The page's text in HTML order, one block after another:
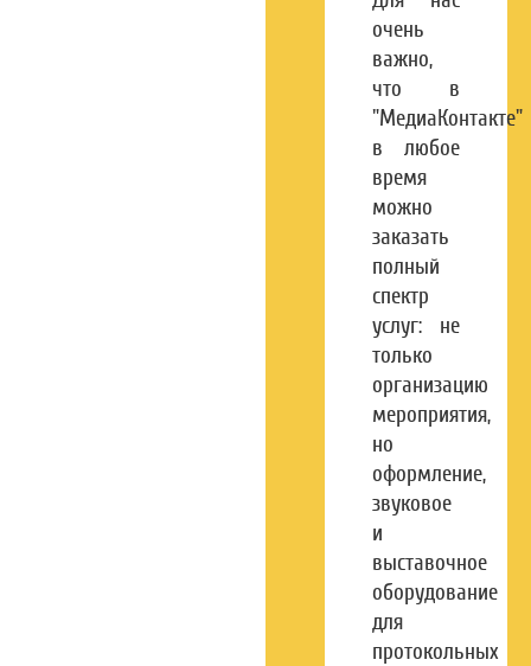
очень
важно,
что в
"МедиаКонтакте"
в любое
время
можно
заказать
полный
спектр
услуг: не
только
организацию
мероприятия,
но
оформление,
звуковое
и
выставочное
оборудование
для
протокольных